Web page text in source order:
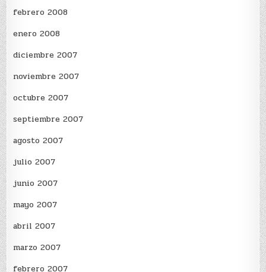
febrero 2008
enero 2008
diciembre 2007
noviembre 2007
octubre 2007
septiembre 2007
agosto 2007
julio 2007
junio 2007
mayo 2007
abril 2007
marzo 2007
febrero 2007